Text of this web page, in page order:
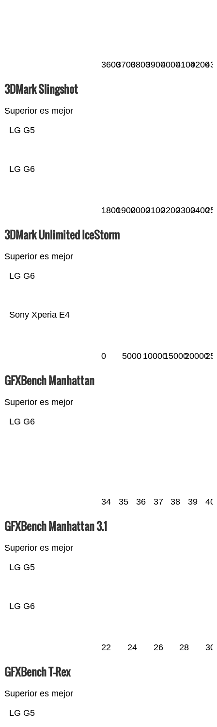
3600370038003900400041004200
3DMark Slingshot
Superior es mejor
LG G6
LG G5
1800190020002100220023002400
3DMark Unlimited IceStorm
Superior es mejor
Sony Xperia E4
LG G6
0 5000 100001500020000
GFXBench Manhattan
Superior es mejor
LG G6
34 35 36 37 38 39 40
GFXBench Manhattan 3.1
Superior es mejor
LG G6
LG G5
22 24 26 28 30
GFXBench T-Rex
Superior es mejor
LG G5